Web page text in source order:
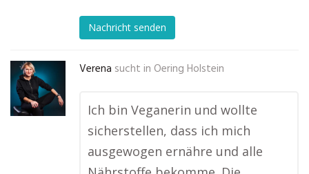
Nachricht senden
Verena sucht in Oering Holstein
Ich bin Veganerin und wollte
sicherstellen, dass ich mich
ausgewogen ernähre und alle